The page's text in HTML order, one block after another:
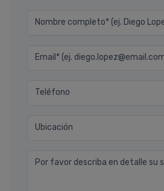
Nombre completo* (ej. Diego
Email* (ej.
Teléfono
Ubicación
Por favor describa en detalle su